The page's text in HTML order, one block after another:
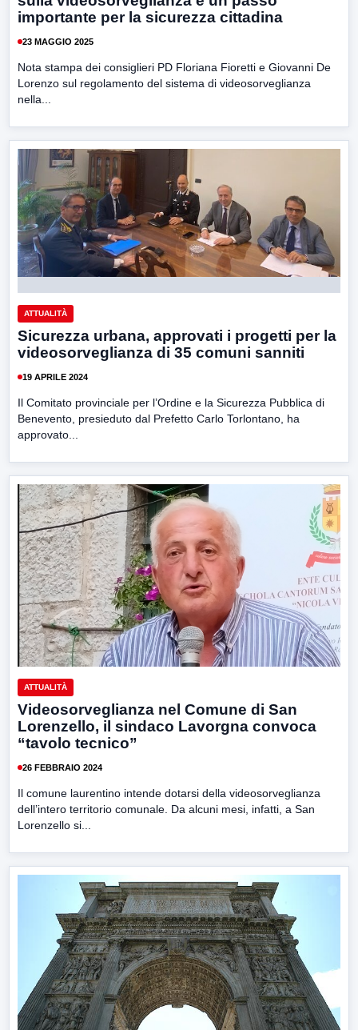
importante per la sicurezza cittadina
23 MAGGIO 2025
Nota stampa dei consiglieri PD Floriana Fioretti e Giovanni De
Lorenzo sul regolamento del sistema di videosorveglianza
nella...
ATTUALITÀ
Sicurezza urbana, approvati i progetti per la
videosorveglianza di 35 comuni sanniti
19 APRILE 2024
Il Comitato provinciale per l’Ordine e la Sicurezza Pubblica di
Benevento, presieduto dal Prefetto Carlo Torlontano, ha
approvato...
ATTUALITÀ
Videosorveglianza nel Comune di San
Lorenzello, il sindaco Lavorgna convoca
“tavolo tecnico”
26 FEBBRAIO 2024
Il comune laurentino intende dotarsi della videosorveglianza
dell’intero territorio comunale. Da alcuni mesi, infatti, a San
Lorenzello si...